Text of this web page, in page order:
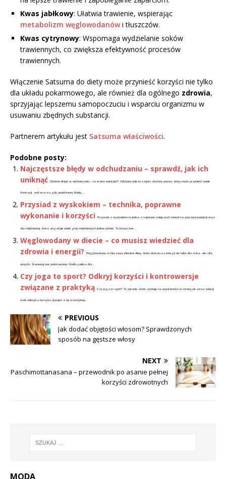
Kwas jabłkowy: Ułatwia trawienie, wspierając
metabolizm węglowodanówi tłuszczów.
Kwas cytrynowy: Wspomaga wydzielanie soków
trawiennych, co zwiększa efektywność procesów
trawiennych.
Włączenie Satsuma do diety może przynieść korzyści nie tylko
dla układu pokarmowego, ale również dla ogólnego zdrowia,
sprzyjając lepszemu samopoczuciu i wsparciu organizmu w
usuwaniu zbędnych substancji.
Partnerem artykułu jest Satsuma właściwości.
Podobne posty:
Najczęstsze błędy w odchudzaniu – sprawdź, jak ich
uniknąć Główne błędy w odchudzaniu – co warto wiedzieć? Odchudzanie to często złożony proces, który może przynieść wiele
frustracji, zwłaszcza gdy popełniamy błędy,...
Przysiad z wyskokiem – technika, poprawne
wykonanie i korzyści
Przysiad z wyskokiem to jedna z najskuteczniejszych metod na poprawę kondycji oraz
siły mięśniowej, która angażuje wiele grup mięśniowych jednocześnie. To klasyczne...
Węglowodany w diecie – co musisz wiedzieć dla
zdrowia i energii?
Węglowodany to kluczowy element diety, który dostarcza energii nie tylko dla ciała, ale i dla
umysłu. Stanowią one podstawowe źródło paliwa dla...
Czy joga to sport? Odkryj korzyści i kontrowersje
związane z praktyką Czy joga to sport? To pytanie, które zyskuje na popularności w miarę jak coraz więcej
osób odkrywa korzyści płynące z tej starożytnej...
PREVIOUS
Jak dodać objętości włosom? Sprawdzonych
sposób na gęstsze włosy
NEXT
Paschimottanasana – przewodnik po asanie pełnej
korzyści zdrowotnych
MODA